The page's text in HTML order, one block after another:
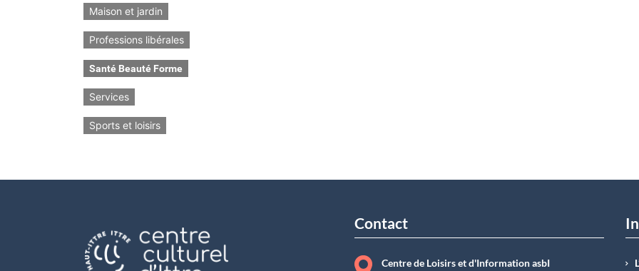
Maison et jardin
Professions libérales
Santé Beauté Forme
Services
Sports et loisirs
Contact
Centre de Loisirs et d'Information asbI